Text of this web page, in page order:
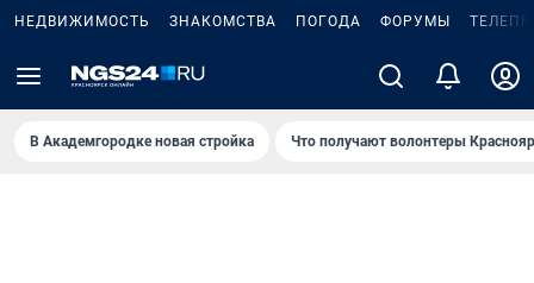
НЕДВИЖИМОСТЬ ЗНАКОМСТВА ПОГОДА ФОРУМЫ
В Академгородке новая стройка Что получают волонтеры